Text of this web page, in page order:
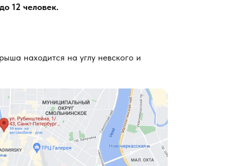
до 12 человек.
находится на углу невского и